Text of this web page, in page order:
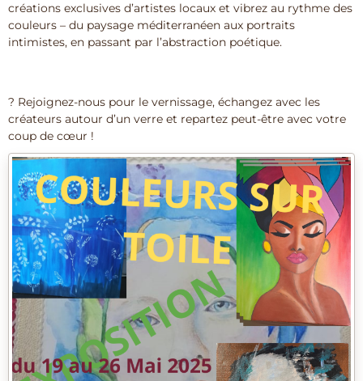
créations exclusives d’artistes locaux et vibrez au rythme des
couleurs – du paysage méditerranéen aux portraits
intimistes, en passant par l’abstraction poétique.
? Rejoignez-nous pour le vernissage, échangez avec les
créateurs autour d’un verre et repartez peut-être avec votre
coup de cœur !